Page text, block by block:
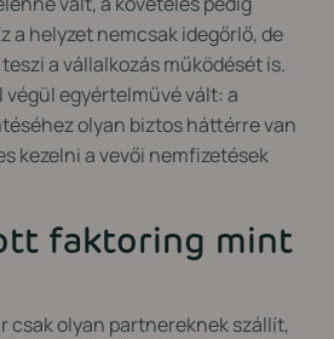
a helyzet nemcsak idegőrlő, de
a vállalkozás működését is.
végül egyértelművé vált: a
olyan biztos háttérre van
kezelni a vevői nemfizetések
faktoring mint
csak olyan partnereknek szállít,